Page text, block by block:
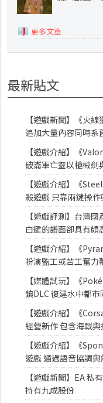
更多文章
最新貼文
【遊戲新聞】《火
追加大量內容同時系
【遊戲介紹】《
破崙軍亡靈以槍械劍
【遊戲介紹】《
殺遊戲 只靠兩鍵操
【遊戲評測】台灣
白鍵的譜面卻具有頗
【遊戲介紹】《
扮演監工或苦工奮力
【媒體試玩】《
鎮DLC 復建水中都
【遊戲介紹】《
經營新作 包含海戰
【遊戲介紹】《
遊戲 通過語音協調
【遊戲新聞】EA 私
持有九成股份